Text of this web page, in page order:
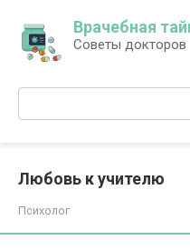
контенту
Врачебная
Советы докторов
Поиск:
Любовь к учителю
Психолог